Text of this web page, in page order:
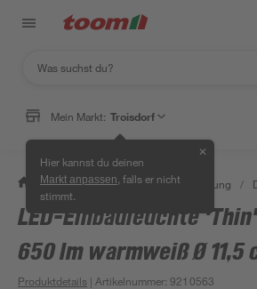
Mein Markt: Troisdorf
Hier kannst du deinen
Markt anpassen , falls er nicht
stimmt.
✕
/ Wohnen & Haushalt / Beleuchtung /
LED-Einbauleuchte
650 lm warmweiß Ø 11,5
Produktdetails | Artikelnummer:9210563